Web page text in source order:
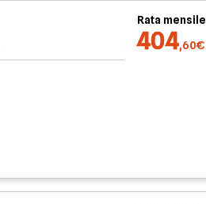
Rata mensile
404,60€